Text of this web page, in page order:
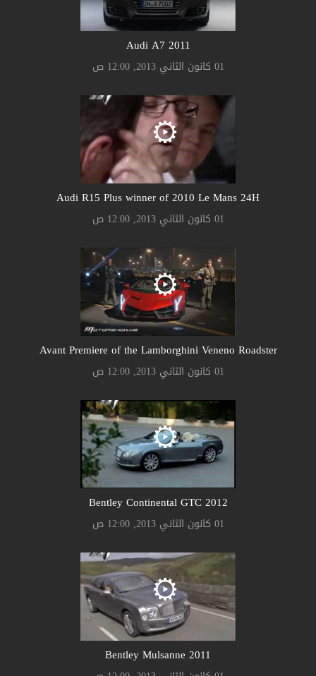
Audi A7 2011
01 كانون الثاني 2013, 12:00 ص
Audi R15 Plus winner of 2010 Le Mans 24H
01 كانون الثاني 2013, 12:00 ص
Avant Premiere of the Lamborghini Veneno Roadster
01 كانون الثاني 2013, 12:00 ص
Bentley Continental GTC 2012
01 كانون الثاني 2013, 12:00 ص
Bentley Mulsanne 2011